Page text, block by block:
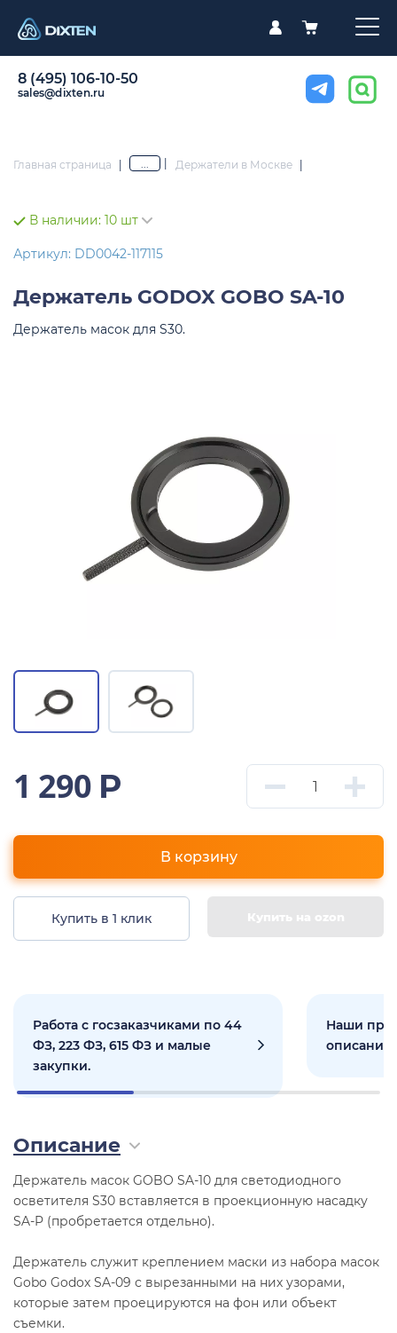
8 (495) 106-10-50
sales@dixten.ru
Главная страница | ... Держатели в Москве |
В наличии: 10 шт
Артикул: DD0042-117115
Держатель GODOX GOBO SA-10
Держатель масок для S30.
1 290 Р
В корзину
Купить в 1 клик Купить на ozon
Работа с госзаказчиками по 44
ФЗ, 223 ФЗ, 615 ФЗ и малые
закупки.
Наши
Описание
Держатель масок GOBO SA-10 для светодиодного
осветителя S30 вставляется в проекционную насадку
SA-P (пробретается отдельно).
Держатель служит креплением маски из набора масок
Gobo Godox SA-09 с вырезанными на них узорами,
которые затем проецируются на фон или объект
съемки.